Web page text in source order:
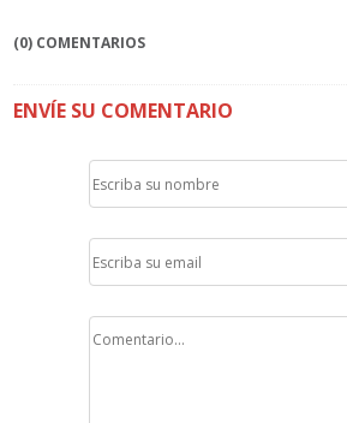
(0) COMENTARIOS
ENVÍE SU COMENTARIO